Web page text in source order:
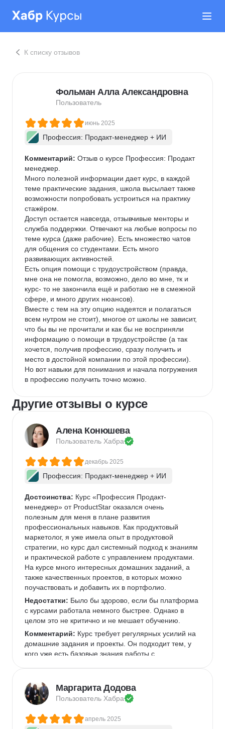
К списку отзывов
Фольман Алла Александровна
Пользователь
июнь 2025
Профессия: Продакт-менеджер + ИИ
Комментарий: Отзыв о курсе Профессия: Продакт
менеджер.
Много полезной информации дает курс, в каждой
теме практические задания, школа высылает также
возможности попробовать устроиться на практику
стажёром.
Доступ остается навсегда, отзывчивые менторы и
служба поддержки. Отвечают на любые вопросы по
теме курса (даже рабочие). Есть множество чатов
для общения со студентами. Есть много
развивающих активностей.
Есть опция помощи с трудоустройством (правда,
мне она не помогла, возможно, дело во мне, тк и
курс- то не закончила ещё и работаю не в смежной
сфере, и много других нюансов).
Вместе с тем на эту опцию надеятся и полагаться
всем нутром не стоит), многое от школы не зависит,
что бы вы не прочитали и как бы не восприняли
информацию о помощи в трудоустройстве (а так
хочется, получив профессию, сразу получить и
место в достойной компании по этой профессии).
Но вот навыки для понимания и начала погружения
в профессию получить точно можно.
Другие отзывы о курсе
Алена Конюшева
Пользователь Хабра
декабрь 2025
Профессия: Продакт-менеджер + ИИ
Достоинства: Курс «Профессия Продакт-
менеджер» от ProductStar оказался очень
полезным для меня в плане развития
профессиональных навыков. Как продуктовый
маркетолог, я уже имела опыт в продуктовой
стратегии, но курс дал системный подход к знаниям
и практической работе с управлением продуктами.
На курсе много интересных домашних заданий, а
также качественных проектов, в которых можно
поучаствовать и добавить их в портфолио.
Недостатки: Было бы здорово, если бы платформа
с курсами работала немного быстрее. Однако в
целом это не критично и не мешает обучению.
Комментарий: Курс требует регулярных усилий на
домашние задания и проекты. Он подходит тем, у
кого уже есть базовые знания работы с
Маргарита Додова
Пользователь Хабра
апрель 2025